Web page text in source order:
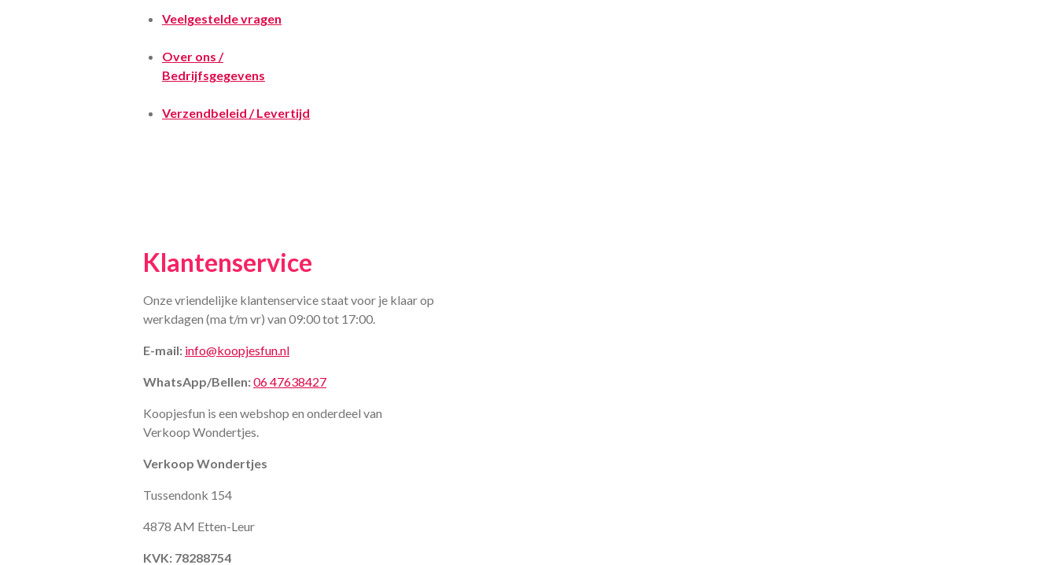
Veelgestelde vragen
Over ons /
Bedrijfsgegevens
Verzendbeleid / Levertijd
Klantenservice
Onze vriendelijke klantenservice staat voor je klaar op
werkdagen (ma t/m vr) van 09:00 tot 17:00.
E-mail: info@koopjesfun.nl
WhatsApp/Bellen:06 47638427
Koopjesfun is een webshop en onderdeel van
Verkoop Wondertjes.
Verkoop Wondertjes
Tussendonk 154
4878 AM Etten-Leur
KVK: 78288754